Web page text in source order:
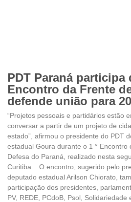
PDT Paraná participa
Encontro da Frente
defende união para
“Projetos pessoais e partidários estão
conversar a partir de um projeto de
estado”, afirmou o presidente do PDT
estadual Goura durante o 1 ° Encontro
Defesa do Paraná, realizado nesta
Curitiba. O encontro, sugerido pelo
deputado estadual Arilson Chiorato,
participação dos presidentes,
PV, REDE, PCdoB, Psol,